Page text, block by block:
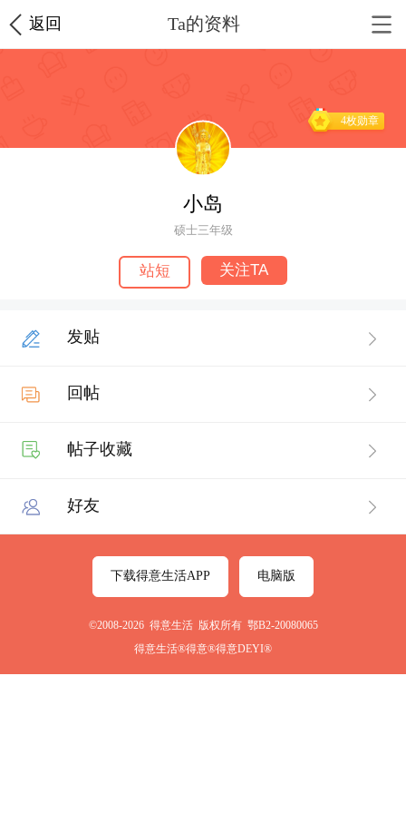
返回 Ta的资料
4枚勋章
小岛
硕士三年级
站短 关注TA
发贴
回帖
帖子收藏
好友
下载得意生活APP 电脑版
©2008-2026 得意生活 版权所有 鄂B2-20080065
得意生活®得意®得意DEYI®